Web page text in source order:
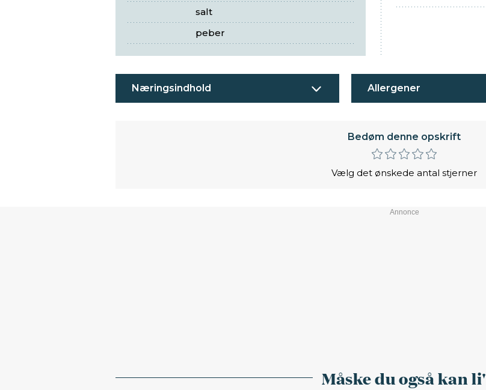
salt
peber
Næringsindhold Allergener
Bedøm denne opskrift
Vælg det ønskede antal stjerner
Måske du også kan li'